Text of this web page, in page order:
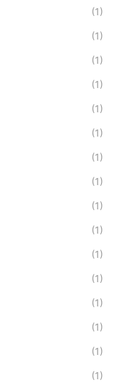
(1)
(1)
(1)
(1)
(1)
(1)
(1)
(1)
(1)
(1)
(1)
(1)
(1)
(1)
(1)
(1)